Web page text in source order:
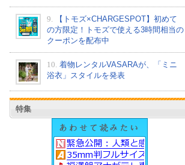
9.
【トモズ×CHARGESPOT】初めて
の方限定！トモズで使える3時間相当の
クーポンを配布中
10. 着物レンタルVASARAが、「ミニ
浴衣」スタイルを発表
特集